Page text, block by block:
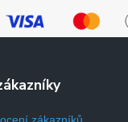
zákazníků